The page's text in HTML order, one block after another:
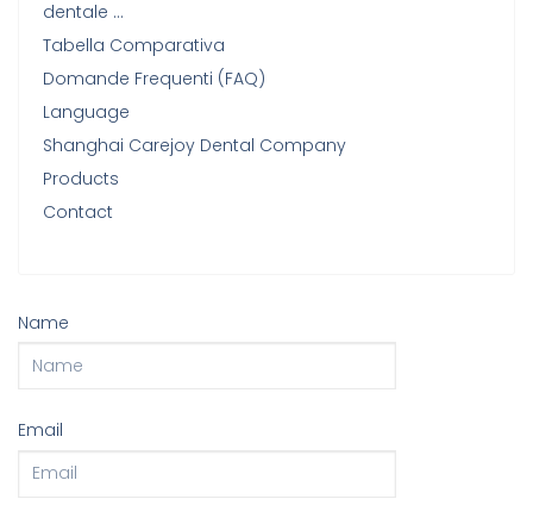
dentale …
Tabella Comparativa
Domande Frequenti (FAQ)
Language
Shanghai Carejoy Dental Company
Products
Contact
Name
Email